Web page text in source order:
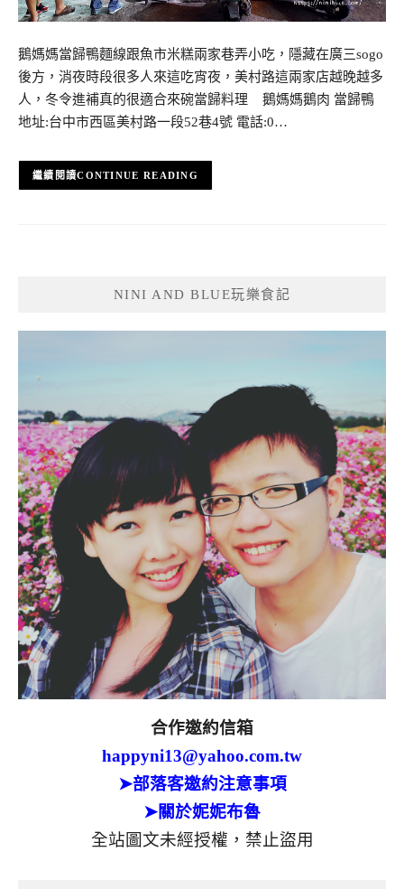
鵝媽媽當歸鴨麵線跟魚市米糕兩家巷弄小吃，隱藏在廣三sogo
後方，消夜時段很多人來這吃宵夜，美村路這兩家店越晚越多
人，冬令進補真的很適合來碗當歸料理 鵝媽媽鵝肉 當歸鴨
地址:台中市西區美村路一段52巷4號 電話:0…
CONTINUE READING
NINI AND BLUE玩樂食記
合作邀約信箱
happyni13@yahoo.com.tw
➤部落客邀約注意事項
➤關於妮妮布魯
全站圖文未經授權，禁止盜用